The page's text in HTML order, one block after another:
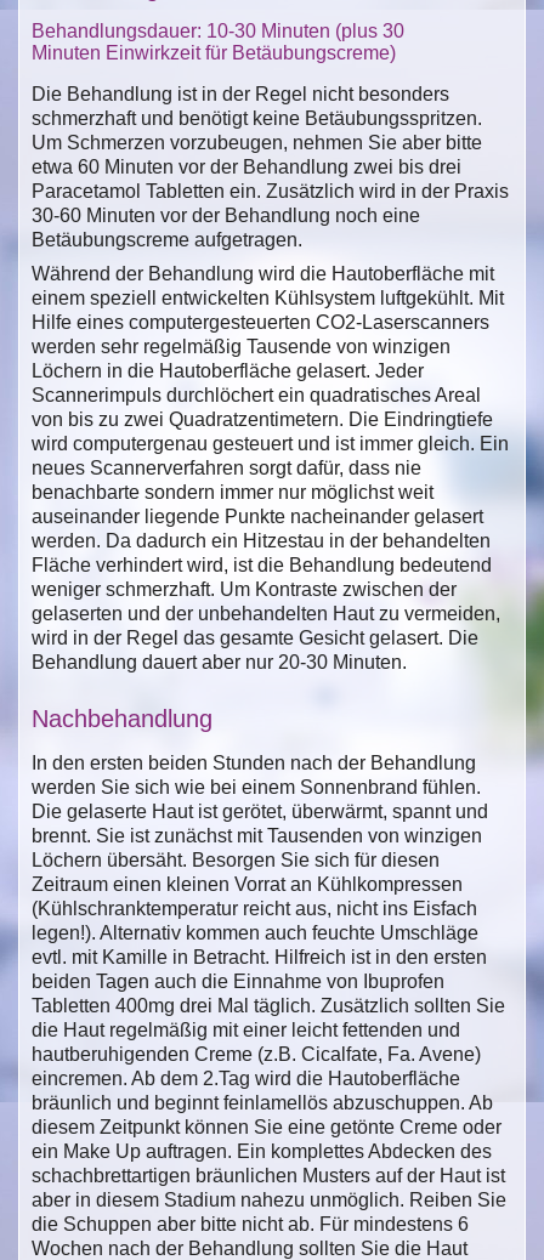
Behandlungsdauer: 10-30 Minuten (plus 30
Minuten Einwirkzeit für Betäubungscreme)
Die Behandlung ist in der Regel nicht besonders
schmerzhaft und benötigt keine Betäubungsspritzen.
Um Schmerzen vorzubeugen, nehmen Sie aber bitte
etwa 60 Minuten vor der Behandlung zwei bis drei
Paracetamol Tabletten ein. Zusätzlich wird in der Praxis
30-60 Minuten vor der Behandlung noch eine
Betäubungscreme aufgetragen.
Während der Behandlung wird die Hautoberfläche mit
einem speziell entwickelten Kühlsystem luftgekühlt. Mit
Hilfe eines computergesteuerten CO2-Laserscanners
werden sehr regelmäßig Tausende von winzigen
Löchern in die Hautoberfläche gelasert. Jeder
Scannerimpuls durchlöchert ein quadratisches Areal
von bis zu zwei Quadratzentimetern. Die Eindringtiefe
wird computergenau gesteuert und ist immer gleich. Ein
neues Scannerverfahren sorgt dafür, dass nie
benachbarte sondern immer nur möglichst weit
auseinander liegende Punkte nacheinander gelasert
werden. Da dadurch ein Hitzestau in der behandelten
Fläche verhindert wird, ist die Behandlung bedeutend
weniger schmerzhaft. Um Kontraste zwischen der
gelaserten und der unbehandelten Haut zu vermeiden,
wird in der Regel das gesamte Gesicht gelasert. Die
Behandlung dauert aber nur 20-30 Minuten.
Nachbehandlung
In den ersten beiden Stunden nach der Behandlung
werden Sie sich wie bei einem Sonnenbrand fühlen.
Die gelaserte Haut ist gerötet, überwärmt, spannt und
brennt. Sie ist zunächst mit Tausenden von winzigen
Löchern übersäht. Besorgen Sie sich für diesen
Zeitraum einen kleinen Vorrat an Kühlkompressen
(Kühlschranktemperatur reicht aus, nicht ins Eisfach
legen!). Alternativ kommen auch feuchte Umschläge
evtl. mit Kamille in Betracht. Hilfreich ist in den ersten
beiden Tagen auch die Einnahme von Ibuprofen
Tabletten 400mg drei Mal täglich. Zusätzlich sollten Sie
die Haut regelmäßig mit einer leicht fettenden und
hautberuhigenden Creme (z.B. Cicalfate, Fa. Avene)
eincremen. Ab dem 2.Tag wird die Hautoberfläche
bräunlich und beginnt feinlamellös abzuschuppen. Ab
diesem Zeitpunkt können Sie eine getönte Creme oder
ein Make Up auftragen. Ein komplettes Abdecken des
schachbrettartigen bräunlichen Musters auf der Haut ist
aber in diesem Stadium nahezu unmöglich. Reiben Sie
die Schuppen aber bitte nicht ab. Für mindestens 6
Wochen nach der Behandlung sollten Sie die Haut